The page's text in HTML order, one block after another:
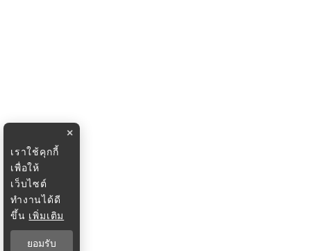
×
เราใช้คุกกี้
เพื่อให้
เว็บไซต์
ทำงานได้ดี
ขึ้น เพิ่มเติม
ยอมรับ